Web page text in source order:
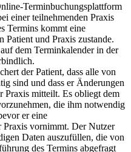
Terminbuchungsplattform
einer teilnehmenden Praxis
Termins kommt eine
Patient und Praxis zustande.
dem Terminkalender in der
der Patient, dass alle von
sind und dass er Änderungen
Praxis mitteilt. Es obliegt dem
die ihm notwendig
er eine
Praxis vornimmt. Der Nutzer
Daten auszufüllen, die von
des Termins abgefragt